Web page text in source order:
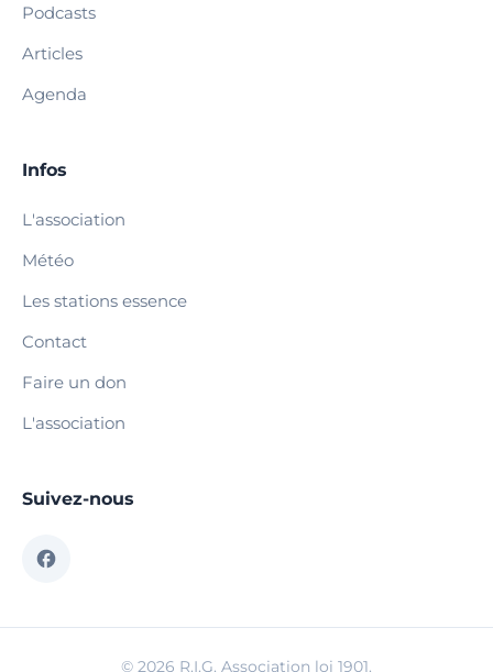
Podcasts
Articles
Agenda
Infos
L'association
Météo
Les stations essence
Contact
Faire un don
L'association
Suivez-nous
© 2026 R.I.G. Association loi 1901.